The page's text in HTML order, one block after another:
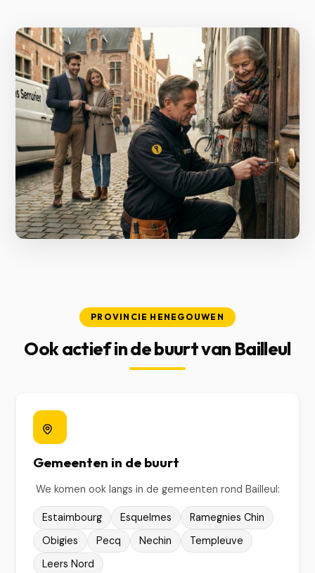
PROVINCIE HENEGOUWEN
Ook actief in de buurt van Bailleul
Gemeenten in de buurt
We komen ook langs in de gemeenten rond Bailleul:
Estaimbourg Esquelmes
Ramegnies Chin
Obigies
Pecq Nechin
Templeuve
Leers Nord